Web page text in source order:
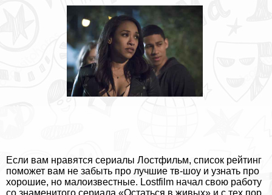
Если вам нравятся сериалы Лостфильм, список рейтинг
поможет вам не забыть про лучшие тв-шоу и узнать про
хорошие, но малоизвестные. Lostfilm начал свою работу
со знаменитого сериала «Остаться в живых» и с тех пор